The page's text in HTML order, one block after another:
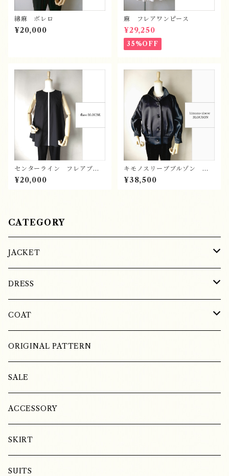
綿麻 ボレロ
¥20,000
麻 フレアワンピース
¥29,250
35%OFF
センターライン フレアブラ
ウス
¥20,000
キモノスリーブブルゾン ポ
リエステル
¥38,500
CATEGORY
JACKET
SILK
COTTON
LINEN
DRESS
SILK
LINEN
COTTON
COAT
WOOL
LINEN
SILK
ORIGINAL PATTERN
SALE
ACCESSORY
SKIRT
SUITS